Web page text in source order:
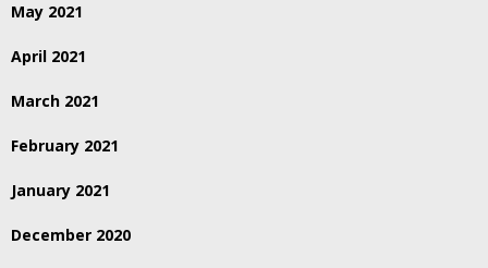
May 2021
April 2021
March 2021
February 2021
January 2021
December 2020